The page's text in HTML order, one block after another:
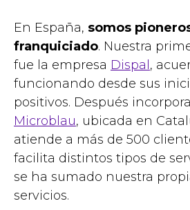
En España, somos
franquiciado. Nuestra
fue la empresa Dispal ,
funcionando desde sus
positivos. Después
Microblau, ubicada en
atiende a más de 500
facilita distintos tipos de
se ha sumado nuestra
servicios.